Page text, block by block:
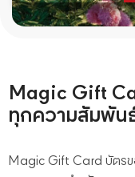
Magic Gift
ทุกความสัมพัน
Magic Gift Card บัตร